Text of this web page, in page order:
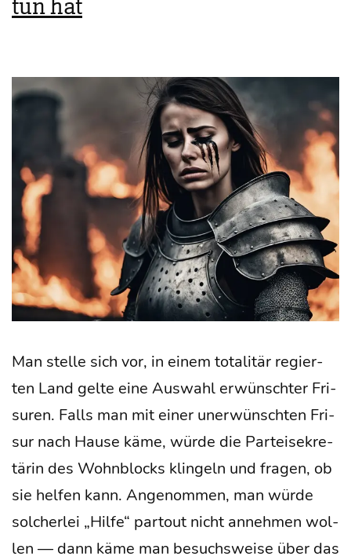
Man stel­le sich vor, in einem tota­li­tär regier­
ten Land gel­te eine Aus­wahl erwünsch­ter Fri­
su­ren. Falls man mit einer uner­wünsch­ten Fri­
sur nach Hau­se käme, wür­de die Par­tei­se­kre­
tä­rin des Wohn­blocks klin­geln und fra­gen, ob
sie hel­fen kann. Ange­nom­men, man wür­de
sol­cher­lei „Hil­fe“ par­tout nicht anneh­men wol­
len — dann käme man besuchs­wei­se über das